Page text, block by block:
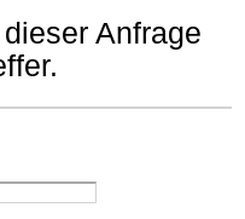
Anfrage